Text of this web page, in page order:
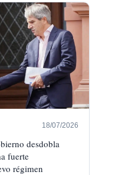
18/07/2026
desdobla
fuerte
régimen